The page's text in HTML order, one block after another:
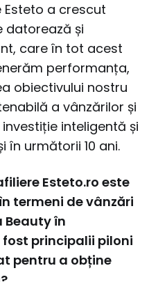
Esteto a crescut
datorează și
care în tot acest
performanța,
obiectivului nostru
a vânzărilor și
inteligentă și
în următorii 10 ani.
Esteto.ro este
termeni de vânzări
în
fost principalii piloni
pentru a obține